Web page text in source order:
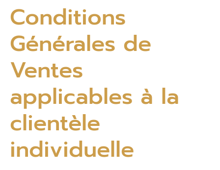
Conditions
Générales de
Ventes
applicables à la
clientèle
individuelle